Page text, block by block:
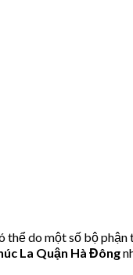
do một số bộ
La Quận Hà Đông